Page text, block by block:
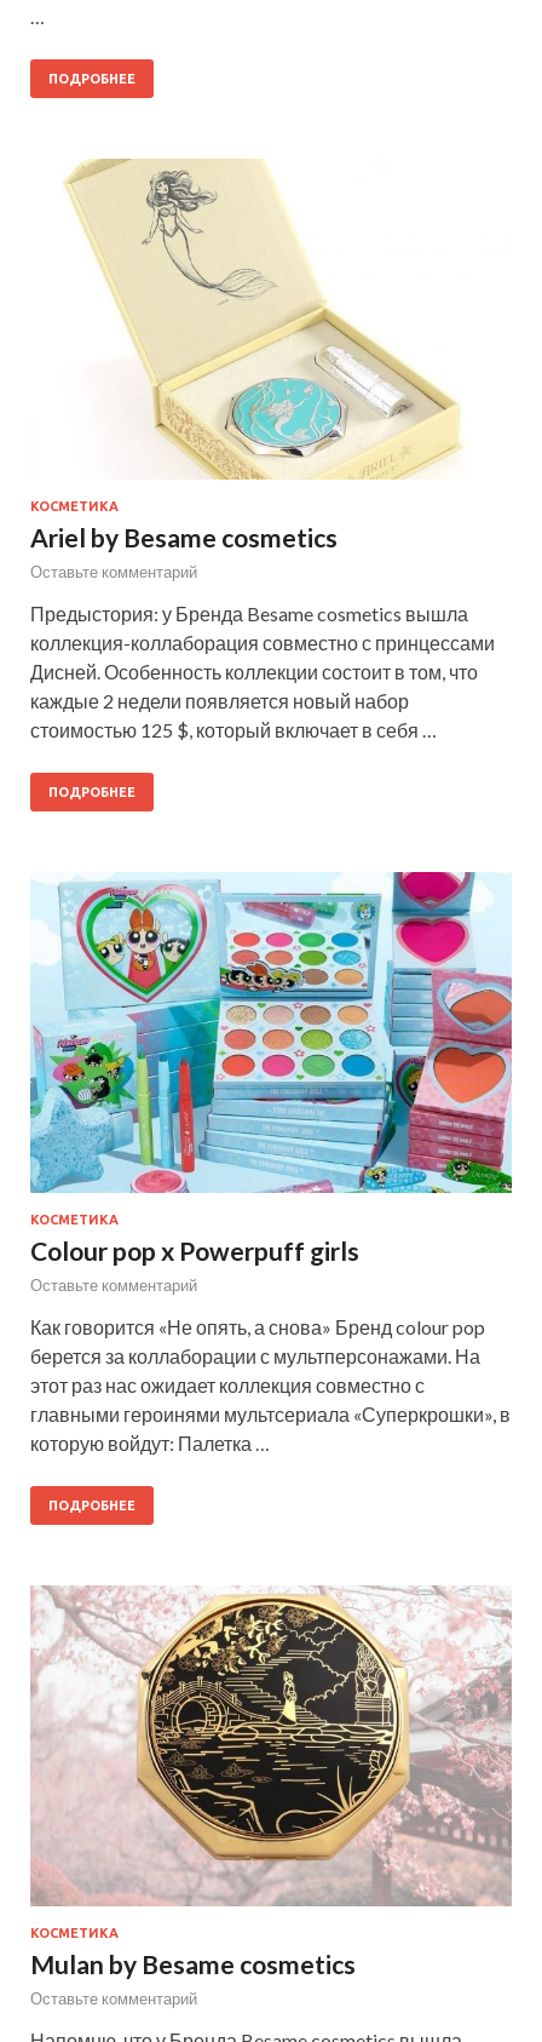
ПОДРОБНЕЕ
КОСМЕТИКА
Ariel by Besame cosmetics
Оставьте комментарий
Предыстория: у Бренда Besame cosmetics вышла
коллекция-коллаборация совместно с принцессами
Дисней. Особенность коллекции состоит в том, что
каждые 2 недели появляется новый набор
стоимостью 125 $, который включает в себя …
ПОДРОБНЕЕ
КОСМЕТИКА
Colour pop x Powerpuff girls
Оставьте комментарий
Как говорится «Не опять, а снова» Бренд colour pop
берется за коллаборации с мультперсонажами. На
этот раз нас ожидает коллекция совместно с
главными героинями мультсериала «Суперкрошки», в
которую войдут: Палетка …
ПОДРОБНЕЕ
КОСМЕТИКА
Mulan by Besame cosmetics
Оставьте комментарий